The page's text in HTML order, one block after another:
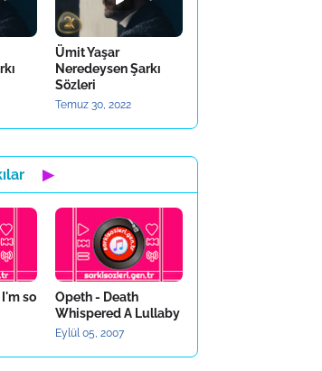
Ümit Yaşar
Neredeysen Şarkı
Sözleri
Temuz 30, 2022
▶
so
Opeth - Death
Whispered A Lullaby
Eylül 05, 2007